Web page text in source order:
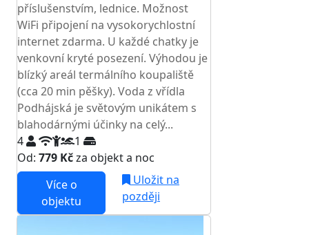
příslušenstvím, lednice. Možnost
WiFi připojení na vysokorychlostní
internet zdarma. U každé chatky je
venkovní kryté posezení. Výhodou je
blízký areál termálního koupaliště
(cca 20 min pěšky). Voda z vřídla
Podhájská je světovým unikátem s
blahodárnými účinky na celý...
4
1
Od: 779 Kčza objekt a noc
Více o
objektu
Uložit na
později